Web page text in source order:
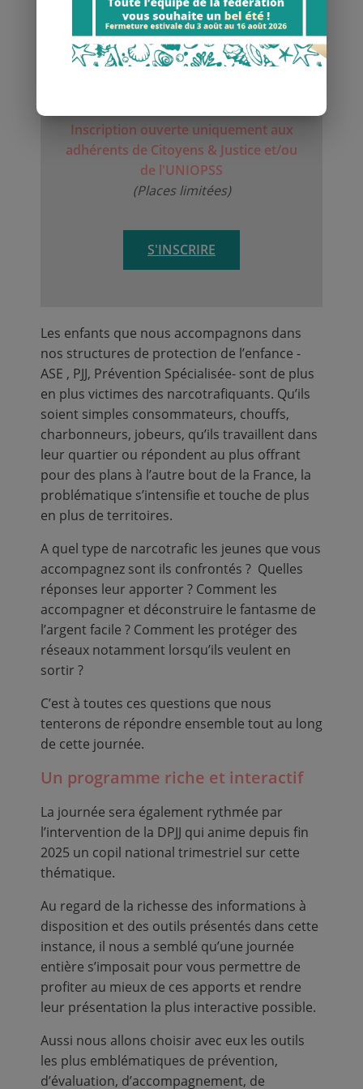
adolescents aux prises du
narotrafic ».
Jeudi 1er octobre 2026
Inscription ouverte uniquement aux
adhérents de Citoyens & Justice et/ou
de l'UNIOPSS
(Places limitées)
S'INSCRIRE
Les enfants que nous accompagnons dans
nos structures de protection de l’enfance -
ASE , PJJ, Prévention Spécialisée- sont de plus
en plus victimes des narcotrafiquants. Qu’ils
soient simples consommateurs, chouffs,
charbonneurs, jobeurs, qu’ils travaillent dans
leur quartier ou répondent au plus offrant
pour des plans à l’autre bout de la France, la
problématique s’intensifie et touche de plus
en plus de territoires.
A quel type de narcotrafic les jeunes que vous
accompagnez sont ils confrontés ? Quelles
réponses leur apporter ? Comment les
accompagner et déconstruire le fantasme de
l’argent facile ? Comment les protéger des
réseaux notamment lorsqu’ils veulent en
sortir ?
C’est à toutes ces questions que nous
tenterons de répondre ensemble tout au long
de cette journée.
Un programme riche et interactif
La journée sera également rythmée par
l’intervention de la DPJJ qui anime depuis fin
2025 un copil national trimestriel sur cette
thématique.
Au regard de la richesse des informations à
disposition et des outils présentés dans cette
instance, il nous a semblé qu’une journée
entière s’imposait pour vous permettre de
profiter au mieux de ces apports et rendre
leur présentation la plus interactive possible.
Aussi nous allons choisir avec eux les outils
les plus emblématiques de prévention,
d’évaluation, d’accompagnement, de